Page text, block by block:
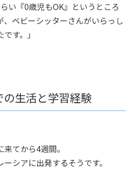
い『0歳児もOK』というところ
、ベビーシッターさんがいらっし
す。」
生活と学習経験
てから4週間。
シアに出発するそうです。